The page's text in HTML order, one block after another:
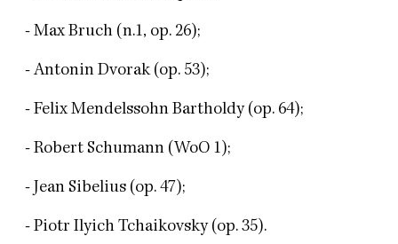
- Max Bruch (n.1, op. 26);
- Antonin Dvorak (op. 53);
- Felix Mendelssohn Bartholdy (op. 64);
- Robert Schumann (WoO 1);
- Jean Sibelius (op. 47);
- Piotr Ilyich Tchaikovsky (op. 35).